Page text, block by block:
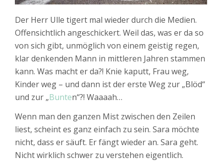
Der Herr Ulle tigert mal wieder durch die Medien.
Offensichtlich angeschickert. Weil das, was er da so
von sich gibt, unmöglich von einem geistig regen,
klar denkenden Mann in mittleren Jahren stammen
kann. Was macht er da?! Knie kaputt, Frau weg,
Kinder weg – und dann ist der erste Weg zur „Blöd“
und zur „Bunten“?! Waaaah…
Wenn man den ganzen Mist zwischen den Zeilen
liest, scheint es ganz einfach zu sein. Sara möchte
nicht, dass er säuft. Er fängt wieder an. Sara geht.
Nicht wirklich schwer zu verstehen eigentlich.